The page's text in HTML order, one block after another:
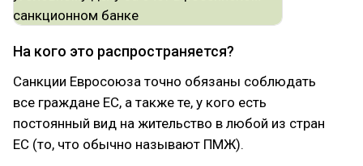
На кого это распространяется?
Санкции Евросоюза точно обязаны соблюдать
все граждане ЕС, а также те, у кого есть
постоянный вид на жительство в любой из стран
ЕС (то, что обычно называют ПМЖ).